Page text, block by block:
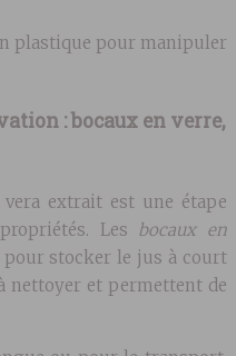
plastique pour manipuler
: bocaux en verre,
vera extrait est une étape
Les bocaux en
pour stocker le jus à court
nettoyer et permettent de